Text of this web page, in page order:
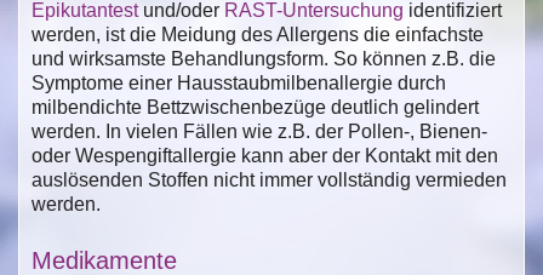
Epikutantestund/oder RAST-Untersuchung identifiziert
werden, ist die Meidung des Allergens die einfachste
und wirksamste Behandlungsform. So können z.B. die
Symptome einer Hausstaubmilbenallergie durch
milbendichte Bettzwischenbezüge deutlich gelindert
werden. In vielen Fällen wie z.B. der Pollen-, Bienen-
oder Wespengiftallergie kann aber der Kontakt mit den
auslösenden Stoffen nicht immer vollständig vermieden
werden.
Medikamente